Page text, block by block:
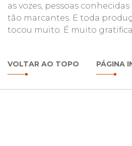
as vozes, pessoas
tão marcantes. E toda
tocou muito. É muito
VOLTAR AO TOPO PÁGINA